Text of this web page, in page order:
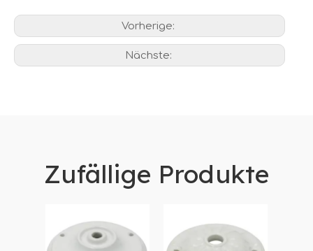
Vorherige:
Nächste:
Zufällige Produkte